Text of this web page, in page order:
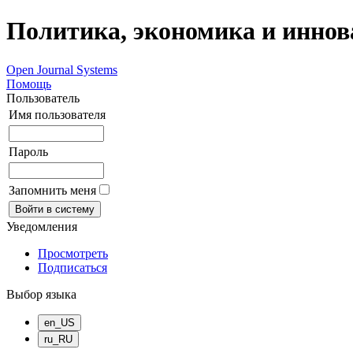
Политика, экономика и
Open Journal Systems
Помощь
Пользователь
Имя пользователя
Пароль
Запомнить меня
Уведомления
Просмотреть
Подписаться
Выбор языка